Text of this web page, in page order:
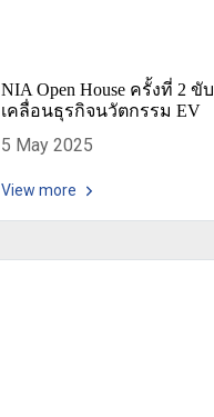
NIA Open House ครั้งที่ 2 ขับ
เคลื่อนธุรกิจนวัตกรรม EV
5 May 2025
View more